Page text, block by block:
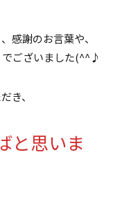
感謝のお言葉や、
でございました(^^♪
き、
と思いま